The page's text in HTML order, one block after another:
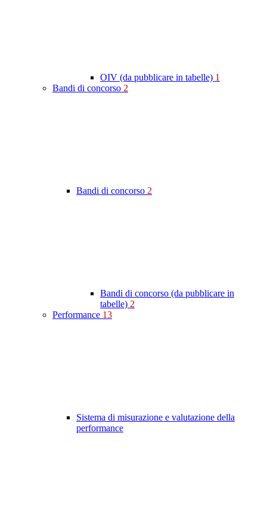
OIV (da pubblicare in tabelle) 1
Bandi di concorso 2
Bandi di concorso 2
Bandi di concorso (da pubblicare in
tabelle) 2
Performance 13
Sistema di misurazione e valutazione della
performance